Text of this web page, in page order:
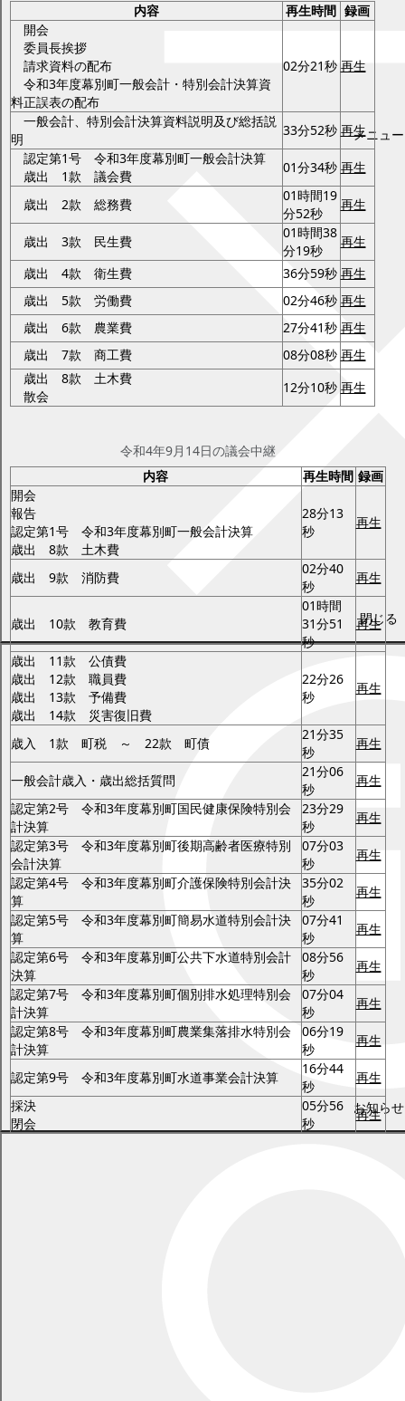
メニュー
閉じる
お知らせ
内容
再生時間 録画
開会
委員長挨拶
請求資料の配布
令和3年度幕別町一般会計・特別会計決算資
料正誤表の配布
02分21秒 再生
一般会計、特別会計決算資料説明及び総括説
明
33分52秒 再生
認定第1号 令和3年度幕別町一般会計決算
歳出 1款 議会費
01分34秒 再生
歳出 2款 総務費
01時間19
分52秒
再生
歳出 3款 民生費
01時間38
分19秒
再生
歳出 4款 衛生費
36分59秒 再生
歳出 5款 労働費
02分46秒 再生
歳出 6款 農業費
27分41秒 再生
歳出 7款 商工費
08分08秒 再生
歳出 8款 土木費
散会
12分10秒 再生
令和4年9月14日の議会中継
内容
再生時間 録画
開会
報告
認定第1号 令和3年度幕別町一般会計決算
歳出 8款 土木費
28分13
秒
再生
歳出 9款 消防費
02分40
秒
再生
歳出 10款 教育費
01時間
31分51
秒
再生
歳出 11款 公債費
歳出 12款 職員費
歳出 13款 予備費
歳出 14款 災害復旧費
22分26
秒
再生
歳入 1款 町税 ～ 22款 町債
21分35
秒
再生
一般会計歳入・歳出総括質問
21分06
秒
再生
認定第2号 令和3年度幕別町国民健康保険特別会
計決算
23分29
秒
再生
認定第3号 令和3年度幕別町後期高齢者医療特別
会計決算
07分03
秒
再生
認定第4号 令和3年度幕別町介護保険特別会計決
算
35分02
秒
再生
認定第5号 令和3年度幕別町簡易水道特別会計決
算
07分41
秒
再生
認定第6号 令和3年度幕別町公共下水道特別会計
決算
08分56
秒
再生
認定第7号 令和3年度幕別町個別排水処理特別会
計決算
07分04
秒
再生
認定第8号 令和3年度幕別町農業集落排水特別会
計決算
06分19
秒
再生
認定第9号 令和3年度幕別町水道事業会計決算
16分44
秒
再生
採決
閉会
05分56
秒
再生